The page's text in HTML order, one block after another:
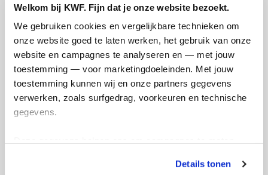
Welkom bij KWF. Fijn dat je onze website bezoekt.
We gebruiken cookies en vergelijkbare technieken om
onze website goed te laten werken, het gebruik van onze
website en campagnes te analyseren en — met jouw
toestemming — voor marketingdoeleinden. Met jouw
toestemming kunnen wij en onze partners gegevens
verwerken, zoals surfgedrag, voorkeuren en technische
gegevens.
tonen. Je kunt je toestemming op elk moment wijzigen of
Details tonen
Mijn updates
Alpe d'Horst Pythias